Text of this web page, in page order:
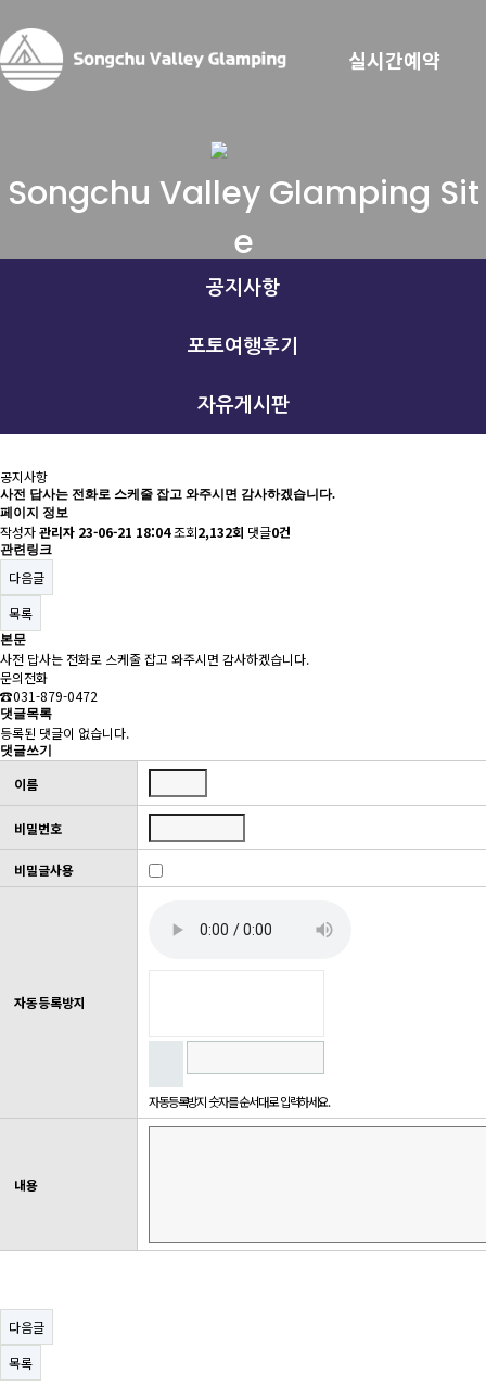
실시간예약
Songchu Valley Glamping Sit
e
공지사항
포토여행후기
자유게시판
공지사항
사전 답사는 전화로 스케줄 잡고 와주시면 감사하겠습니다.
페이지 정보
작성자관리자 23-06-21 18:04조회2,132회 댓글0건
관련링크
다음글
목록
본문
사전 답사는 전화로 스케줄 잡고 와주시면 감사하겠습니다.
문의전화
☎031-879-0472
댓글목록
등록된 댓글이 없습니다.
댓글쓰기
이름
비밀번호
비밀글사용
자동등록방지
자동등록방지 숫자를 순서대로 입력하세요.
내용
다음글
목록